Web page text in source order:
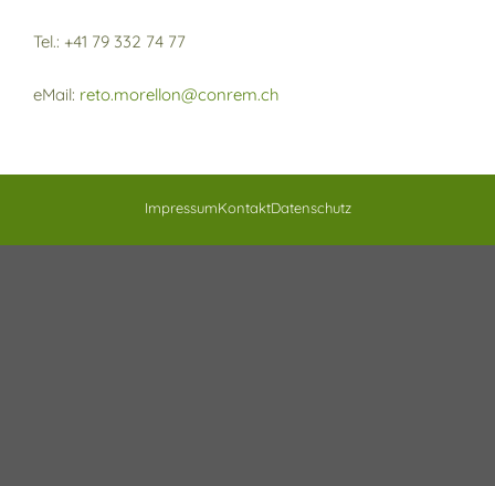
Tel.: +41 79 332 74 77
eMail: reto.morellon@conrem.ch
ImpressumKontaktDatenschutz